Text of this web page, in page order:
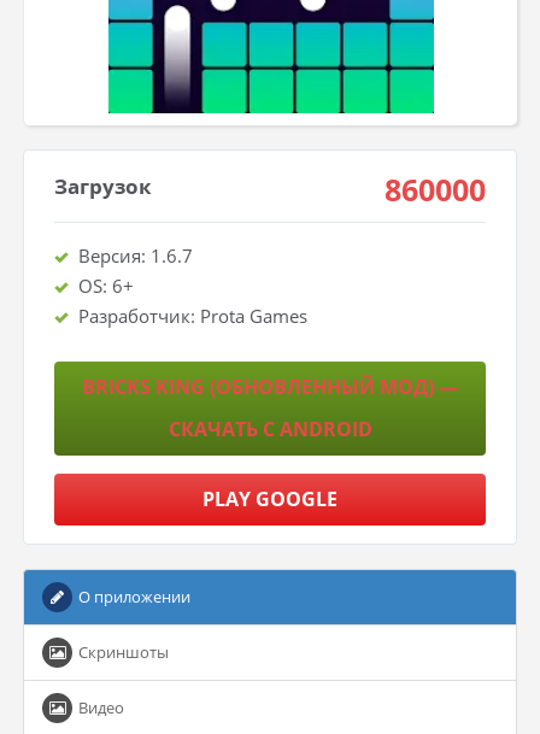
Загрузок 860000
Версия: 1.6.7
OS: 6+
Разработчик: Prota Games
BRICKS KING (ОБНОВЛЕННЫЙ МОД) —
СКАЧАТЬ С ANDROID
PLAY GOOGLE
О приложении
Скриншоты
Видео